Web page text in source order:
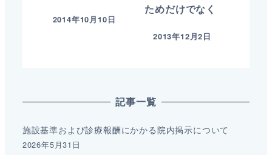
2014年10月10日
ためだけでなく
2013年12月2日
記事一覧
施設基準および診療報酬にかかる院内掲示について
2026年5月31日